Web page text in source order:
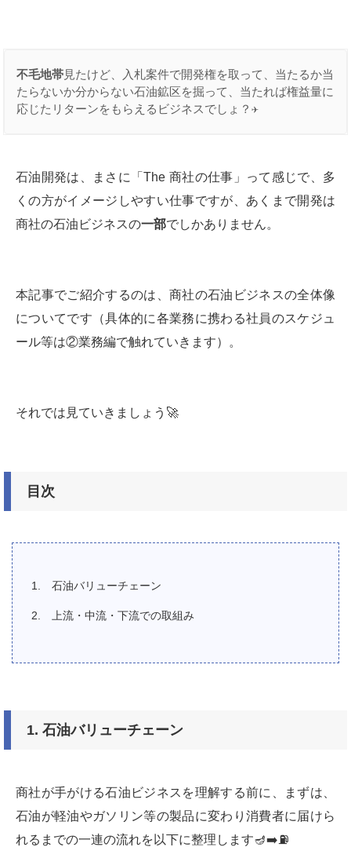
不毛地帯見たけど、入札案件で開発権を取って、当たるか当
たらないか分からない石油鉱区を掘って、当たれば権益量に
応じたリターンをもらえるビジネスでしょ？✈️
石油開発は、まさに「The 商社の仕事」って感じで、多
くの方がイメージしやすい仕事ですが、あくまで開発は
商社の石油ビジネスの一部でしかありません。
本記事でご紹介するのは、商社の石油ビジネスの全体像
についてです（具体的に各業務に携わる社員のスケジュ
ール等は②業務編で触れていきます）。
それでは見ていきましょう🚀
目次
石油バリューチェーン
上流・中流・下流での取組み
1. 石油バリューチェーン
商社が手がける石油ビジネスを理解する前に、まずは、
石油が軽油やガソリン等の製品に変わり消費者に届けら
れるまでの一連の流れを以下に整理します🪔➡️⛽️